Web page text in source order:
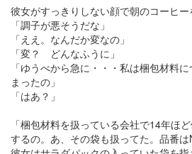
彼女がすっきりしない顔で朝のコーヒー
「調子が悪そうだな」
「ええ。なんだか変なの」
「変？ どんなふうに」
「ゆうべから急に・・・私は梱包材料
まったの」
「はあ？」
「梱包材料を扱っている会社で14年ほ
するの。あ、その袋も扱ってた。品番は